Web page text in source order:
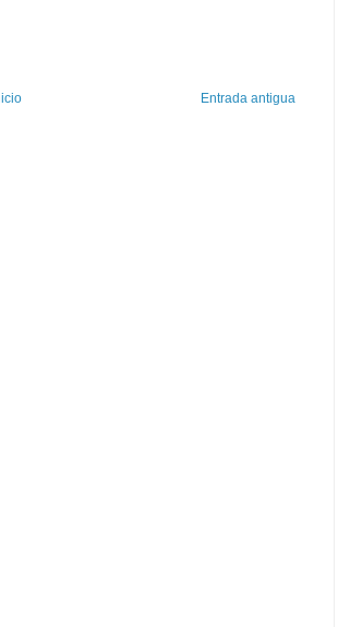
Entrada antigua